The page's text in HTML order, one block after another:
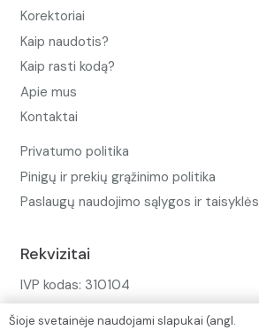
Korektoriai
Kaip naudotis?
Kaip rasti kodą?
Apie mus
Kontaktai
Privatumo politika
Pinigų ir prekių grąžinimo politika
Paslaugų naudojimo sąlygos ir taisyklės
Rekvizitai
IVP kodas: 310104
Šioje svetainėje naudojami slapukai (angl.